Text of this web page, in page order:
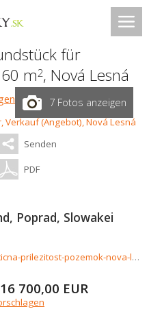
für
m2, Nová Lesná
7 Fotos anzeigen
Senden
PDF
Poprad, Slowakei
http://www.adrireal.sk/predaj-investicna-prilezitost-pozemok-nova-lesna-5260-m2-905166
700,00 EUR